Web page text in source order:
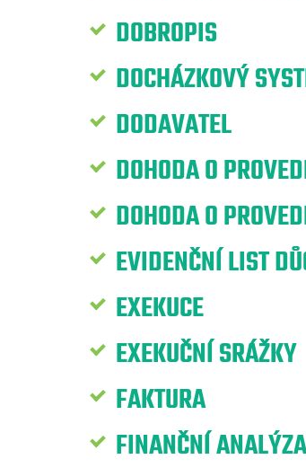
DOBROPIS
DOCHÁZKOVÝ
DODAVATEL
DOHODA O
DOHODA O
EVIDENČNÍ LIST
EXEKUCE
EXEKUČNÍ SRÁŽKY
FAKTURA
FINANČNÍ ANALÝZA